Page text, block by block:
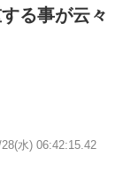
る事が云々
水) 06:42:15.42